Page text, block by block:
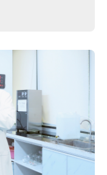
S. Baran）院士取
域的权威领袖。